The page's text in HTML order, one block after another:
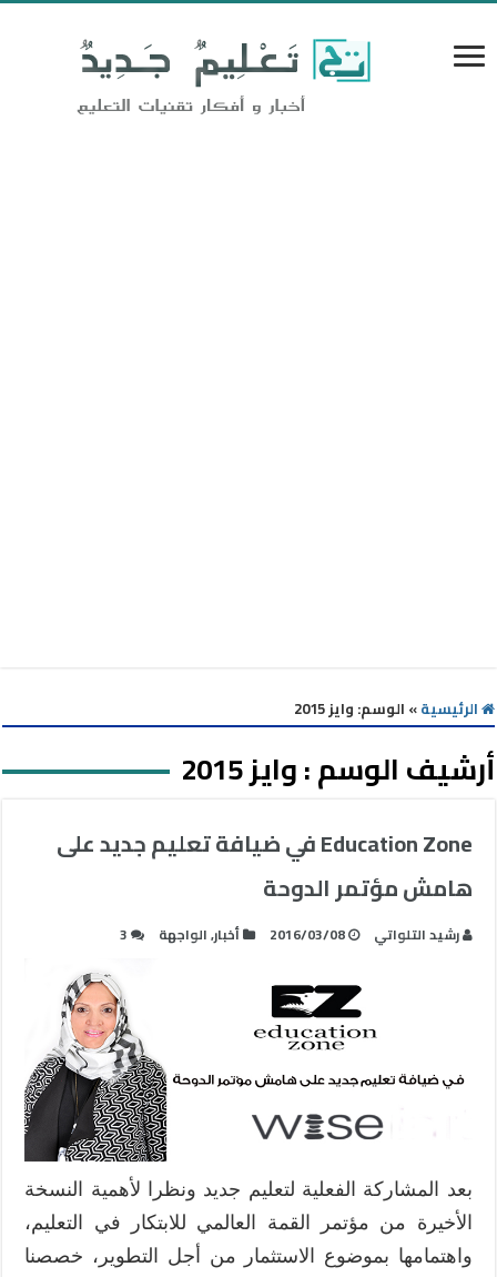
الرئيسية» الوسم: وايز 2015
أرشيف الوسم :وايز 2015
Education Zone في ضيافة تعليم جديد على
هامش مؤتمر الدوحة
رشيد التلواتي 2016/03/08 أخبار,الواجهة 3
بعد المشاركة الفعلية لتعليم جديد ونظرا لأهمية النسخة
الأخيرة من مؤتمر القمة العالمي للابتكار في التعليم،
واهتمامها بموضوع الاستثمار من أجل التطوير، خصصنا